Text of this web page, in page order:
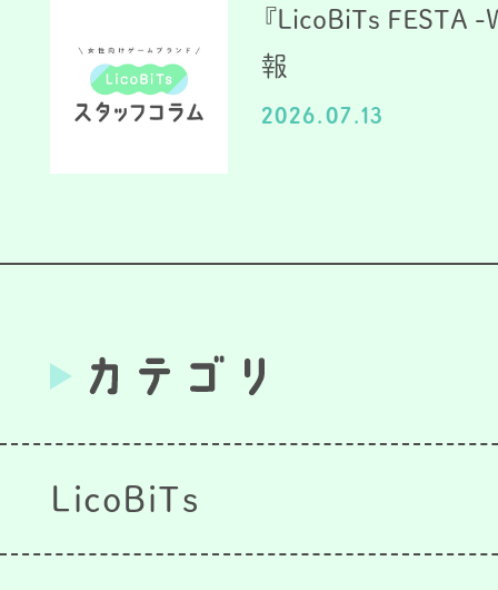
『LicoBiTs FESTA
報
2026.07.13
LicoBiTs